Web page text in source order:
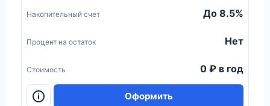
Накопительный счет До 8.5%
Процент на остаток Нет
Стоимость 0 ₽ в год
Оформить